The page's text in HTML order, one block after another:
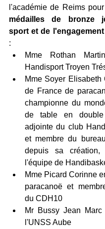
médailles de bronze
sport et de
:
Mme Rothan
Handisport Troyen
Mme Soyer Elisabeth
de France de
championne du
de table en
adjointe du club
et membre du
depuis sa création,
l'équipe de
Mme Picard Corinne
paracanoë et
du CDH10
Mr Bussy Jean
l'UNSS Aube